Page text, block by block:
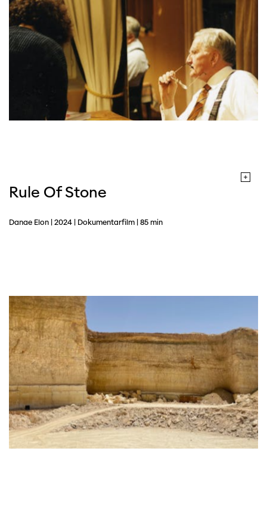
Rule Of Stone
Danae Elon | 2024 | Dokumentarfilm | 85 min